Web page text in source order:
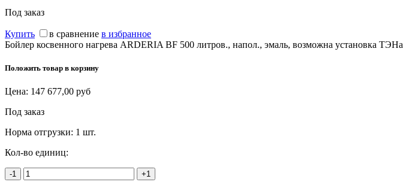
Под заказ
Купить в сравнение в избранное
Бойлер косвенного нагрева ARDERIA BF 500 литров., напол., эмаль, возможна установка ТЭНа
Положить товар в корзину
Цена: 147 677,00 руб
Под заказ
Норма отгрузки: 1 шт.
Кол-во единиц:
-1 +1